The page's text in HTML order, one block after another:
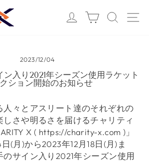
Login カート 検索
2023/12/04
入り2021年シーズン使用ラケット
ション開始のお知らせ
人々とアスリート達のそれぞれの
さや明るさを届けるチャリティ
X ( https://charity-x.com )」
(月)から2023年12月18日(月)ま
サイン入り2021年シーズン使用